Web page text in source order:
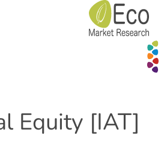
Equity [IAT]